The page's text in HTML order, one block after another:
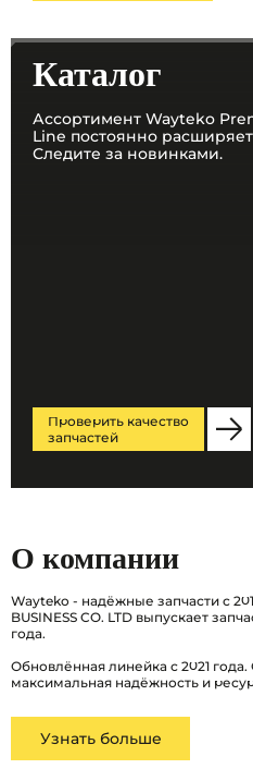
Каталог
Ассортимент Wayteko
Line постоянно
Следите за новинками.
Проверить качество
запчастей
О компании
Wayteko - надёжные запчасти с
BUSINESS CO. LTD выпускает
года.
Обновлённая линейка с 2021
максимальная надёжность и
Узнать больше